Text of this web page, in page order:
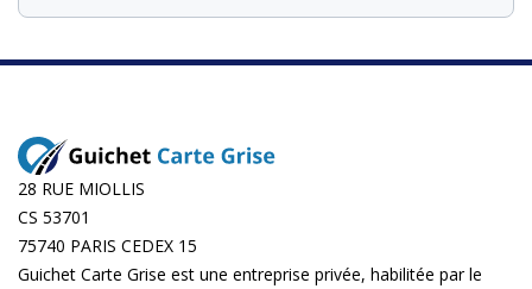
28 RUE MIOLLIS
CS 53701
75740 PARIS CEDEX 15
Guichet Carte Grise est une entreprise privée, habilitée par le